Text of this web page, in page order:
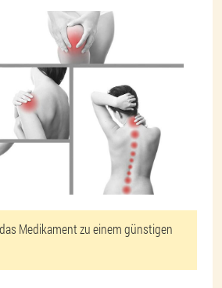
Medikament zu einem günstigen